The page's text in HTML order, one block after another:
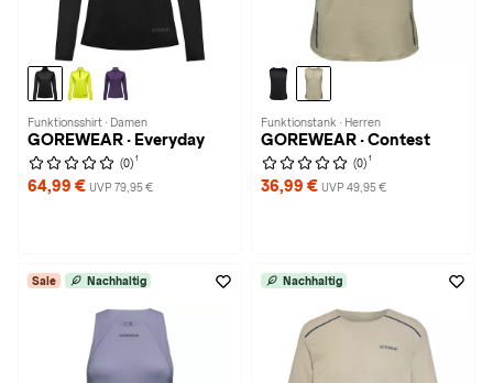
Funktionsshirt · Damen
GOREWEAR · Everyday
(0) 1
64,99 € UVP 79,95 €
Funktionstank · Herren
GOREWEAR · Contest
(0) 1
36,99 € UVP 49,95 €
Sale Nachhaltig Nachhaltig